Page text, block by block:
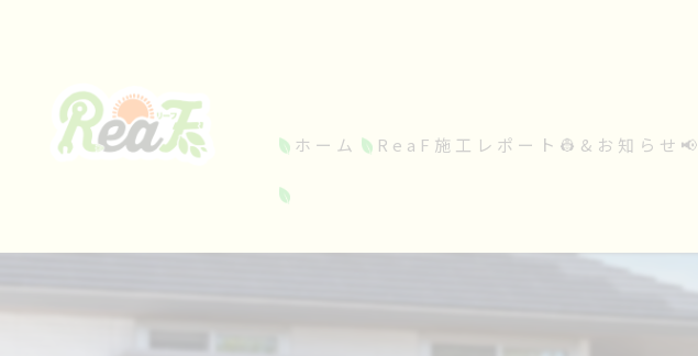
ホーム ReaF施工レポート👷&お知らせ📢